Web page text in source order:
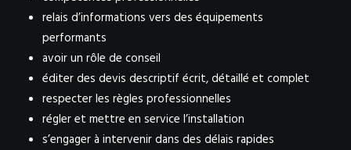
relais d’informations vers des équipements
performants
avoir un rôle de conseil
éditer des devis descriptif écrit, détaillé et complet
respecter les règles professionnelles
régler et mettre en service l’installation
s’engager à intervenir dans des délais rapides